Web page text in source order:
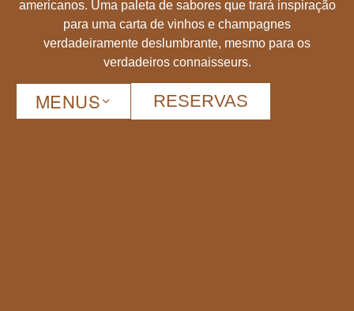
americanos. Uma paleta de sabores que trará inspiração
para uma carta de vinhos e champagnes
verdadeiramente deslumbrante, mesmo para os
verdadeiros connaisseurs.
MENUS RESERVAS